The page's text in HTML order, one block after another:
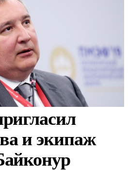
и экипаж